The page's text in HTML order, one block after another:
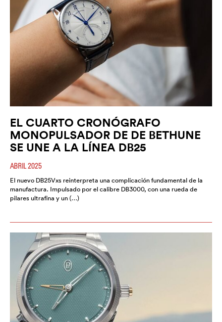
EL CUARTO CRONÓGRAFO
MONOPULSADOR DE DE BETHUNE
SE UNE A LA LÍNEA DB25
ABRIL 2025
El nuevo DB25Vxs reinterpreta una complicación fundamental de la
manufactura. Impulsado por el calibre DB3000, con una rueda de
pilares ultrafina y un (…)